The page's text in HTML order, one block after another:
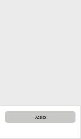
Aceito